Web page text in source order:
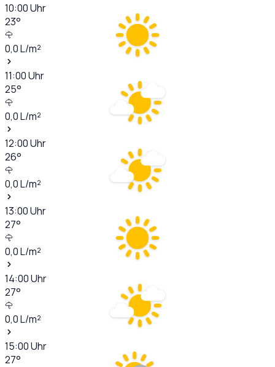
10:00Uhr
23°
0,0L/m²
11:00Uhr
25°
0,0L/m²
12:00Uhr
26°
0,0L/m²
13:00Uhr
27°
0,0L/m²
14:00Uhr
27°
0,0L/m²
15:00Uhr
27°